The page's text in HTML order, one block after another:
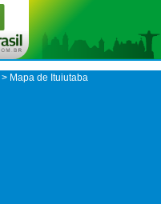
> Mapa de Ituiutaba